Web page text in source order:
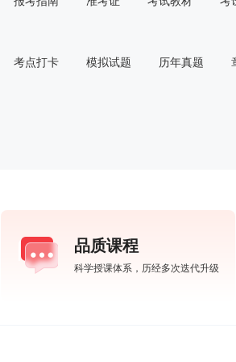
考点打卡 模拟试题 历年真题
品质课程
科学授课体系，历经多次迭代升级